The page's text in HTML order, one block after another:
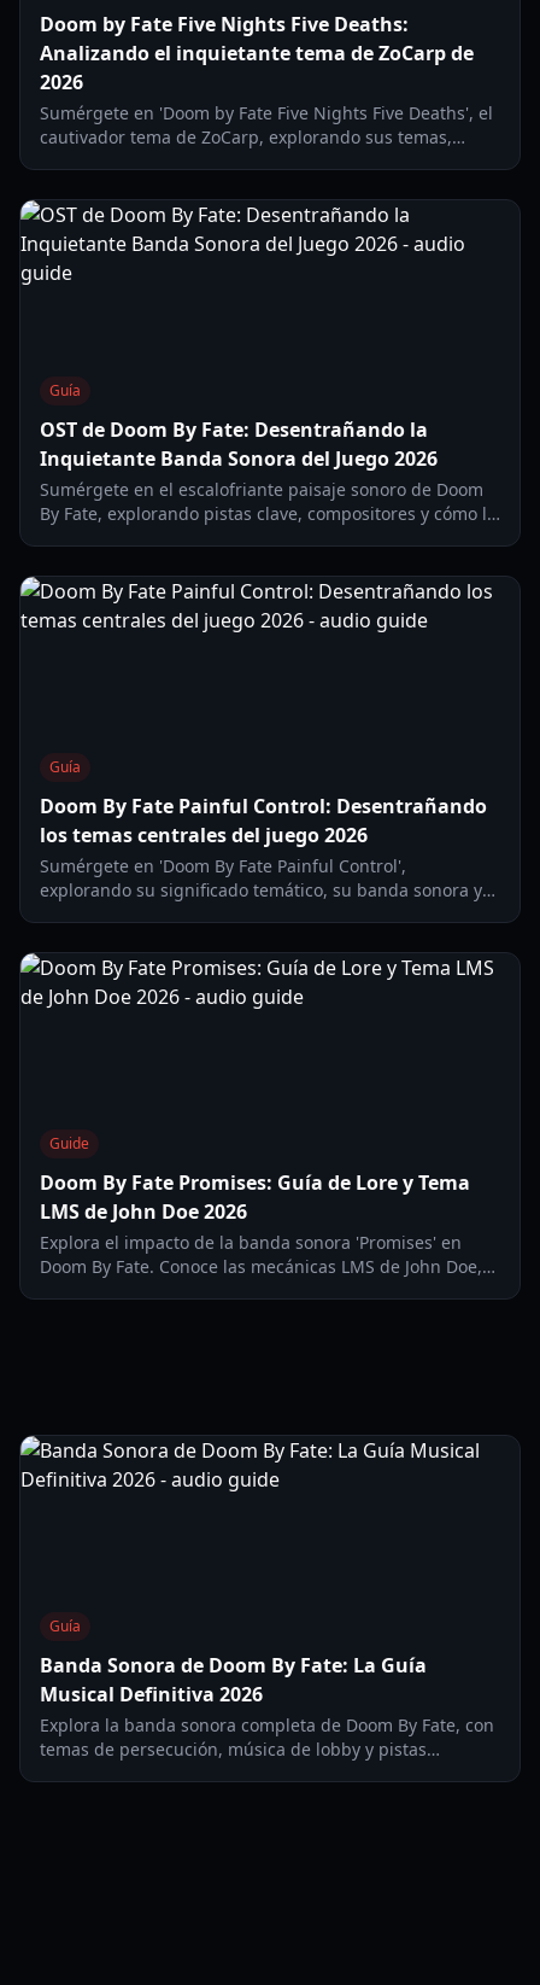
Doom by Fate Five Nights Five Deaths:
Analizando el inquietante tema de ZoCarp de
2026
Sumérgete en 'Doom by Fate Five Nights Five Deaths', el
cautivador tema de ZoCarp, explorando sus temas,
Guía
OST de Doom By Fate: Desentrañando la
Inquietante Banda Sonora del Juego 2026
Sumérgete en el escalofriante paisaje sonoro de Doom
By Fate, explorando pistas clave, compositores y cómo la
Guía
Doom By Fate Painful Control: Desentrañando
los temas centrales del juego 2026
Sumérgete en 'Doom By Fate Painful Control',
explorando su significado temático, su banda sonora y
Guide
Doom By Fate Promises: Guía de Lore y Tema
LMS de John Doe 2026
Explora el impacto de la banda sonora 'Promises' en
Doom By Fate. Conoce las mecánicas LMS de John Doe,
Guía
Banda Sonora de Doom By Fate: La Guía
Musical Definitiva 2026
Explora la banda sonora completa de Doom By Fate, con
temas de persecución, música de lobby y pistas